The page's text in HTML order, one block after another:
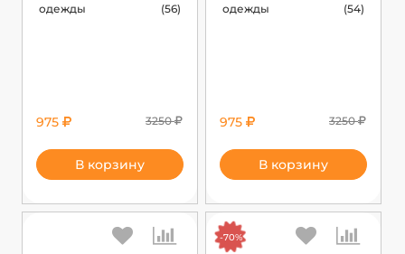
одежды
(56)
975 3250
В корзину
одежды
(54)
975 3250
В корзину
-70%